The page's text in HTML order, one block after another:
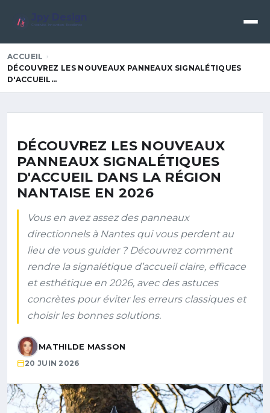
Créativité • Innovation • Excellence
ACCUEIL
DÉCOUVREZ LES NOUVEAUX PANNEAUX SIGNALÉTIQUES
D'ACCUEIL…
DÉCOUVREZ LES NOUVEAUX
PANNEAUX SIGNALÉTIQUES
D'ACCUEIL DANS LA RÉGION
NANTAISE EN 2026
Vous en avez assez des panneaux
directionnels à Nantes qui vous perdent au
lieu de vous guider ? Découvrez comment
rendre la signalétique d’accueil claire, efficace
et esthétique en 2026, avec des astuces
concrètes pour éviter les erreurs classiques et
choisir les bonnes solutions.
MATHILDE MASSON
20 JUIN 2026